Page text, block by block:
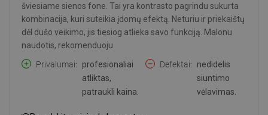
šviesiame sienos fone. Tai yra kontrasto pagrindu sukurta
kombinacija, kuri suteikia įdomų efektą. Neturiu ir priekaištų
dėl dušo veikimo, jis tiesiog atlieka savo funkciją. Malonu
naudotis, rekomenduoju.
Privalumai
profesionaliai
atliktas,
patraukli kaina.
Defektai
nedidelis
siuntimo
vėlavimas.